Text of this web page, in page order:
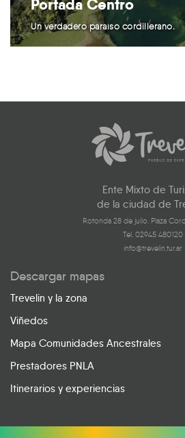
Un verdadero paraíso cordillerano.
Ente Mixto de
de la ciudad de
Rotonda 28 de julio. Plaza
Tel. 02945 480120
info@trevelin.tur.ar
Descargar mapas
Trevelin y la zona
Viñedos
Mapa Comunidades Ancestrales
Prestadores PNLA
Itinerarios y experiencias